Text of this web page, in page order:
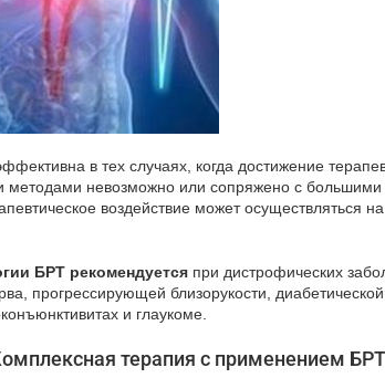
в тех случаях, когда достижение
методами невозможно или сопряжено с
воздействие может осуществляться
БРТ рекомендуется при дистрофических
прогрессирующей близорукости,
и глаукоме.
терапия с применением